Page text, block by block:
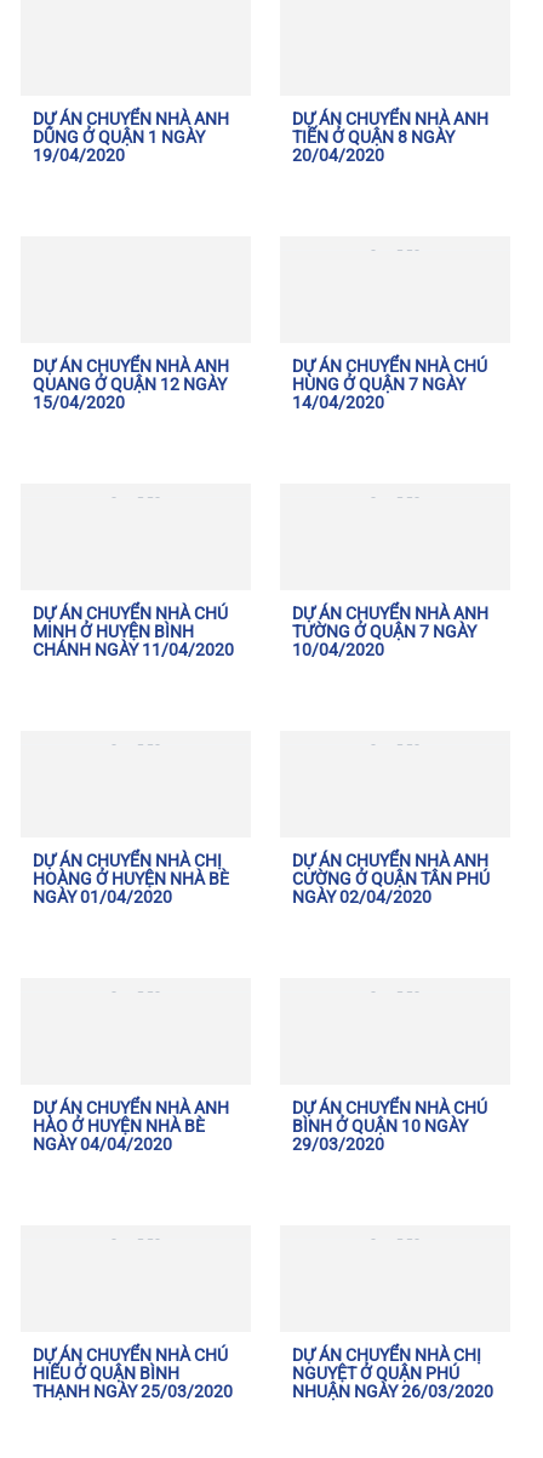
DỰ ÁN CHUYỂN NHÀ ANH
DŨNG Ở QUẬN 1 NGÀY
19/04/2020
DỰ ÁN CHUYỂN NHÀ ANH
TIẾN Ở QUẬN 8 NGÀY
20/04/2020
DỰ ÁN CHUYỂN NHÀ ANH
QUANG Ở QUẬN 12 NGÀY
15/04/2020
DỰ ÁN CHUYỂN NHÀ CHÚ
HÙNG Ở QUẬN 7 NGÀY
14/04/2020
DỰ ÁN CHUYỂN NHÀ CHÚ
MINH Ở HUYỆN BÌNH
CHÁNH NGÀY 11/04/2020
DỰ ÁN CHUYỂN NHÀ ANH
TƯỜNG Ở QUẬN 7 NGÀY
10/04/2020
DỰ ÁN CHUYỂN NHÀ CHỊ
HOÀNG Ở HUYỆN NHÀ BÈ
NGÀY 01/04/2020
DỰ ÁN CHUYỂN NHÀ ANH
CƯỜNG Ở QUẬN TÂN PHÚ
NGÀY 02/04/2020
DỰ ÁN CHUYỂN NHÀ ANH
HÀO Ở HUYỆN NHÀ BÈ
NGÀY 04/04/2020
DỰ ÁN CHUYỂN NHÀ CHÚ
BÌNH Ở QUẬN 10 NGÀY
29/03/2020
DỰ ÁN CHUYỂN NHÀ CHÚ
HIẾU Ở QUẬN BÌNH
THẠNH NGÀY 25/03/2020
DỰ ÁN CHUYỂN NHÀ CHỊ
NGUYỆT Ở QUẬN PHÚ
NHUẬN NGÀY 26/03/2020